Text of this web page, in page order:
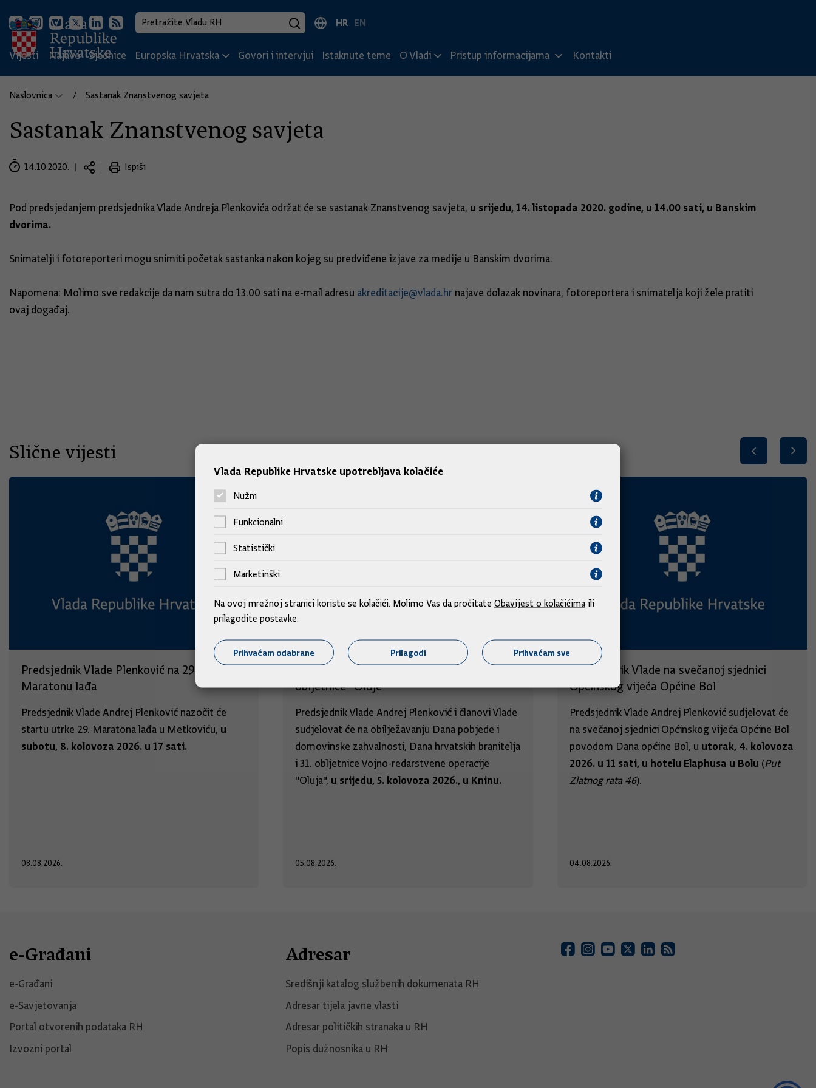
HR EN
Vijesti Najave Sjednice Europska Hrvatska Govori i intervjui Istaknute teme O Vladi Pristup informacijama Kontakti
Naslovnica Sastanak Znanstvenog savjeta
Sastanak Znanstvenog savjeta
14.10.2020. Ispiši
Pod predsjedanjem predsjednika Vlade Andreja Plenkovića održat će se sastanak Znanstvenog savjeta, u srijedu, 14. listopada 2020. godine, u 14.00 sati, u Banskim
dvorima.
Snimatelji i fotoreporteri mogu snimiti početak sastanka nakon kojeg su predviđene izjave za medije u Banskim dvorima.
Napomena: Molimo sve redakcije da nam sutra do 13.00 sati na e-mail adresu akreditacije@vlada.hr najave dolazak novinara, fotoreportera i snimatelja koji žele pratiti
ovaj događaj.
Slične vijesti
Predsjednik Vlade Plenković na 29.
Maratonu lađa
Predsjednik Vlade Andrej Plenković nazočit će
startu utrke 29. Maratona lađa u Metkoviću, u
subotu, 8. kolovoza 2026. u 17 sati.
08.08.2026.
Predsjednik i članovi Vlade na obilježavanju
obljetnice "Oluje"
Predsjednik Vlade Andrej Plenković i članovi Vlade
sudjelovat će na obilježavanju Dana pobjede i
domovinske zahvalnosti, Dana hrvatskih branitelja
i 31. obljetnice Vojno-redarstvene operacije
"Oluja", u srijedu, 5. kolovoza 2026., u Kninu.
05.08.2026.
Predsjednik Vlade na svečanoj sjednici
Općinskog vijeća Općine Bol
Predsjednik Vlade Andrej Plenković sudjelovat će
na svečanoj sjednici Općinskog vijeća Općine Bol
povodom Dana općine Bol, u utorak, 4. kolovoza
2026. u 11 sati, u hotelu Elaphusa u Bolu (Put
Zlatnog rata 46).
04.08.2026.
e-Građani
e-Građani
e-Savjetovanja
Portal otvorenih podataka RH
Izvozni portal
Adresar
Središnji katalog službenih dokumenata RH
Adresar tijela javne vlasti
Adresar političkih stranaka u RH
Popis dužnosnika u RH
Vlada Republike Hrvatske upotrebljava kolačiće
Nužni
Funkcionalni
Statistički
Marketinški
Na ovoj mrežnoj stranici koriste se kolačići. Molimo Vas da pročitate Obavijest o kolačićima ili
prilagodite postavke.
Prihvaćam odabrane Prilagodi Prihvaćam sve